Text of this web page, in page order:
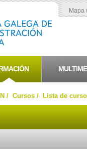
Mapa
/ Cursos / Lista de